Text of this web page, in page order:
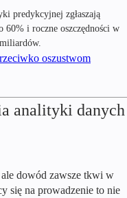
predykcyjnej zgłaszają
60% i roczne oszczędności w
oszustwom
analityki danych
dowód zawsze tkwi w
się na prowadzenie to nie